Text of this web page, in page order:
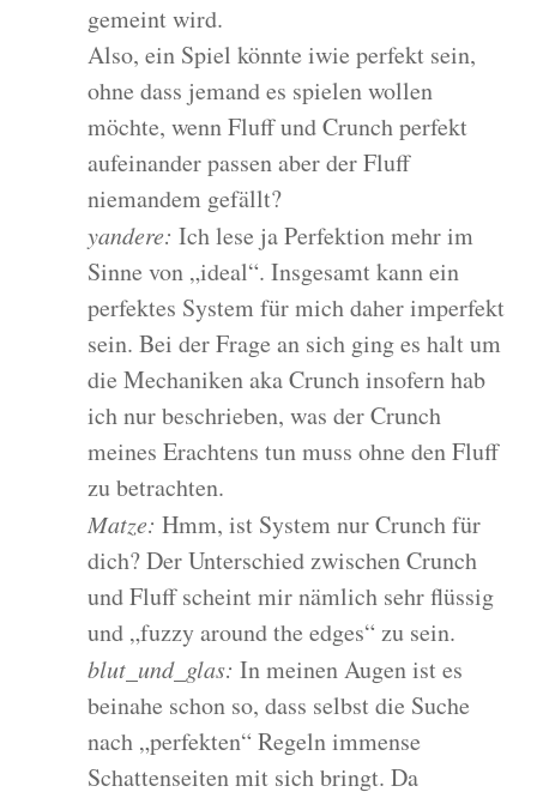
gemeint wird.
Also, ein Spiel könnte iwie perfekt sein,
ohne dass jemand es spielen wollen
möchte, wenn Fluff und Crunch perfekt
aufeinander passen aber der Fluff
niemandem gefällt?
yandere: Ich lese ja Perfektion mehr im
Sinne von „ideal“. Insgesamt kann ein
perfektes System für mich daher imperfekt
sein. Bei der Frage an sich ging es halt um
die Mechaniken aka Crunch insofern hab
ich nur beschrieben, was der Crunch
meines Erachtens tun muss ohne den Fluff
zu betrachten.
Matze: Hmm, ist System nur Crunch für
dich? Der Unterschied zwischen Crunch
und Fluff scheint mir nämlich sehr flüssig
und „fuzzy around the edges“ zu sein.
blut_und_glas: In meinen Augen ist es
beinahe schon so, dass selbst die Suche
nach „perfekten“ Regeln immense
Schattenseiten mit sich bringt. Da